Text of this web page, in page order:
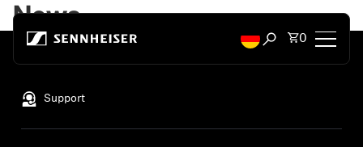
Suchfenster
Artikel im
0
Kopfhörer
News
Support